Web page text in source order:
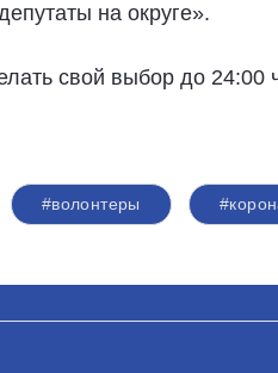
на округе».
свой выбор до 24:00
#волонтеры